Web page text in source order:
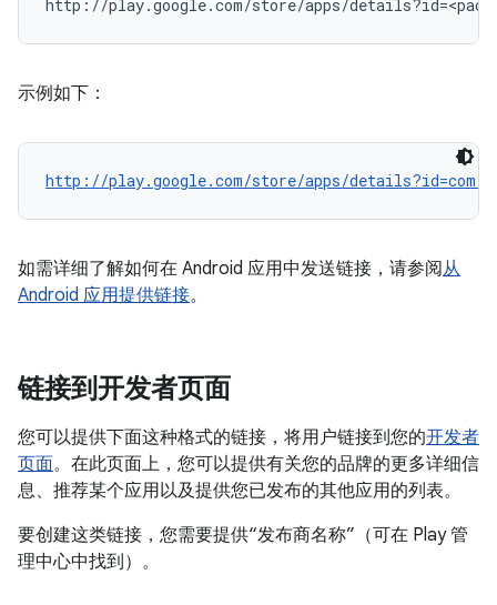
示例如下：
http://play.google.com/store/apps/
如需详细了解如何在 Android 应用中发送链接，请参阅从
Android 应用提供链接。
链接到开发者页面
您可以提供下面这种格式的链接，将用户链接到您的开发者
页面。在此页面上，您可以提供有关您的品牌的更多详细信
息、推荐某个应用以及提供您已发布的其他应用的列表。
要创建这类链接，您需要提供“发布商名称”（可在 Play 管
理中心中找到）。